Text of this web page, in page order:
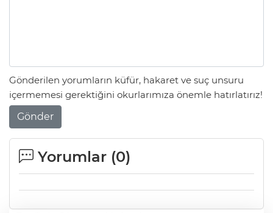
Gönderilen yorumların küfür, hakaret ve suç unsuru
içermemesi gerektiğini okurlarımıza önemle hatırlatırız!
Gönder
Yorumlar (0)